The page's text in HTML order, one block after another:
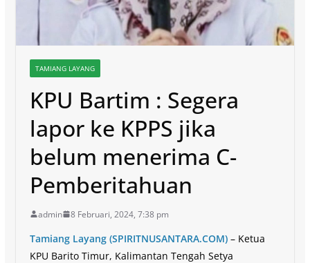
TAMIANG LAYANG
KPU Bartim : Segera
lapor ke KPPS jika
belum menerima C-
Pemberitahuan
admin 8 Februari, 2024, 7:38 pm
Tamiang Layang (SPIRITNUSANTARA.COM) – Ketua
KPU Barito Timur, Kalimantan Tengah Setya